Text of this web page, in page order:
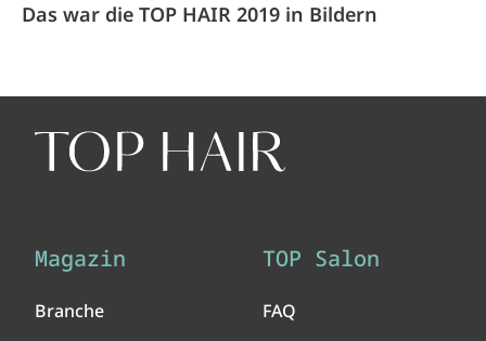
Das war die TOP HAIR 2019 in Bildern
Magazin
Branche
TOP Salon
FAQ